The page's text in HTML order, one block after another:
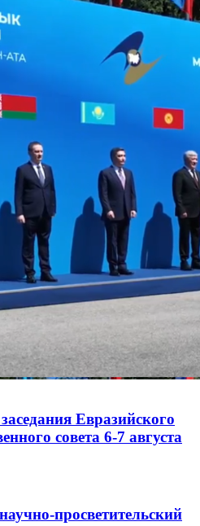
Евразийского
совета 6-7 августа
просветительский